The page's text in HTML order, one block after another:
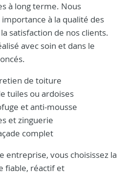
à long terme. Nous
à la qualité des
satisfaction de nos clients.
avec soin et dans le
de toiture
tuiles ou ardoises
et anti-mousse
et zinguerie
complet
entreprise, vous choisissez la
fiable, réactif et